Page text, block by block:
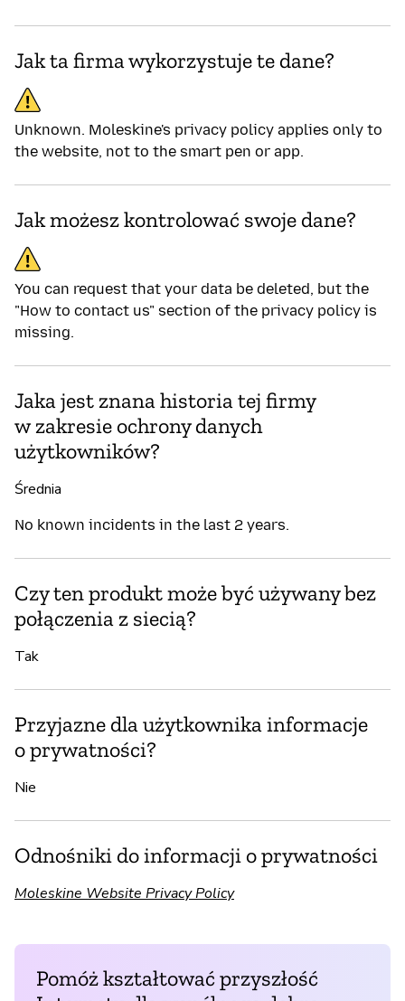
Jak ta firma wykorzystuje te dane?
Unknown. Moleskine's privacy policy applies only to
the website, not to the smart pen or app.
Jak możesz kontrolować swoje dane?
You can request that your data be deleted, but the
"How to contact us" section of the privacy policy is
missing.
Jaka jest znana historia tej firmy
w zakresie ochrony danych
użytkowników?
Średnia
No known incidents in the last 2 years.
Czy ten produkt może być używany bez
połączenia z siecią?
Tak
Przyjazne dla użytkownika informacje
o prywatności?
Nie
Odnośniki do informacji o prywatności
Moleskine Website Privacy Policy
Pomóż kształtować przyszłość